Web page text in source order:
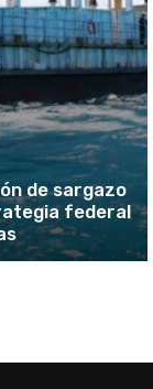
de sargazo
federal